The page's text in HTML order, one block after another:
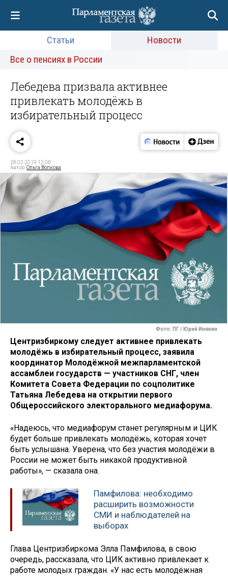
Статьи
Новости
Все о пенсиях в России
Лебедева призвала активнее
привлекать молодёжь в
избирательный процесс
28.02.2019 12:08
Автор:Ольга Волкова
Фото: ПГ / Юрий Инякин
Центризбиркому следует активнее привлекать
молодёжь в избирательный процесс, заявила
координатор Молодёжной межпарламентской
ассамблеи государств — участников СНГ, член
Комитета Совета Федерации по соцполитике
Татьяна Лебедева на открытии первого
Общероссийского электорального медиафорума.
«Надеюсь, что медиафорум станет регулярным и ЦИК
будет больше привлекать молодёжь, которая хочет
быть услышана. Уверена, что без участия молодёжи в
России не может быть никакой продуктивной
работы», — сказала она.
Памфилова: необходимо
расширить возможности
СМИ и наблюдателей на
выборах
Глава Центризбиркома Элла Памфилова, в свою
очередь, рассказала, что ЦИК активно привлекает к
работе молодых граждан. «У нас есть молодёжная